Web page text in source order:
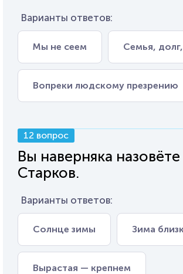
Варианты ответов:
Мы не сеем Семья,
Вопреки людскому презрению
12 вопрос
Вы наверняка
Старков.
Варианты ответов:
Солнце зимы Зима
Вырастая — крепнем